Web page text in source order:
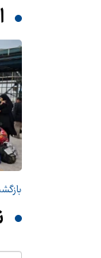
بازگشت یک